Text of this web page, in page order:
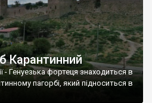
Карантинний
- Генуезька фортеця знаходиться в
пагорбі, який підноситься в